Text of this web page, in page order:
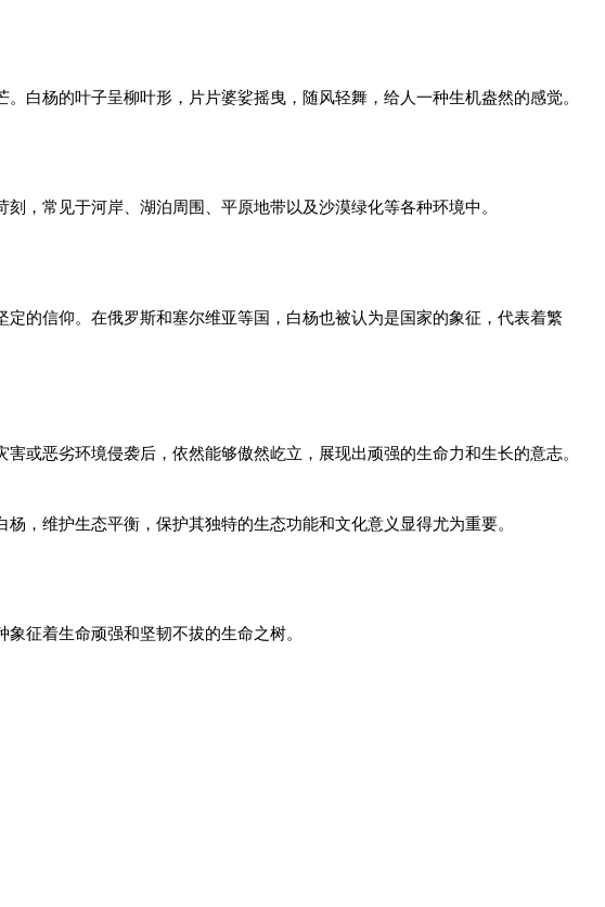
白杨的叶子呈柳叶形，片片婆娑摇曳，随风轻舞，给人一种生机盎然的感觉。
，常见于河岸、湖泊周围、平原地带以及沙漠绿化等各种环境中。
的信仰。在俄罗斯和塞尔维亚等国，白杨也被认为是国家的象征，代表着繁
或恶劣环境侵袭后，依然能够傲然屹立，展现出顽强的生命力和生长的意志。
，维护生态平衡，保护其独特的生态功能和文化意义显得尤为重要。
征着生命顽强和坚韧不拔的生命之树。